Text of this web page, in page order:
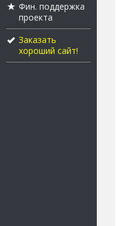
Фин. поддержка
проекта
Заказать
хороший сайт!